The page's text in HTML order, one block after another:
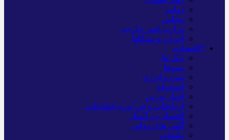
دولت
مجلس
وزارت امور خارجه
احزاب و تشکلها
*اقتصادی
بانک ها
بیمه‌ها
نفت و انرژی
استخدام
اخبار بورس
ارتباطات و فن آوری اطلاعات
اقتصاد بین الملل
آگهی های دولتی
تبلیغات